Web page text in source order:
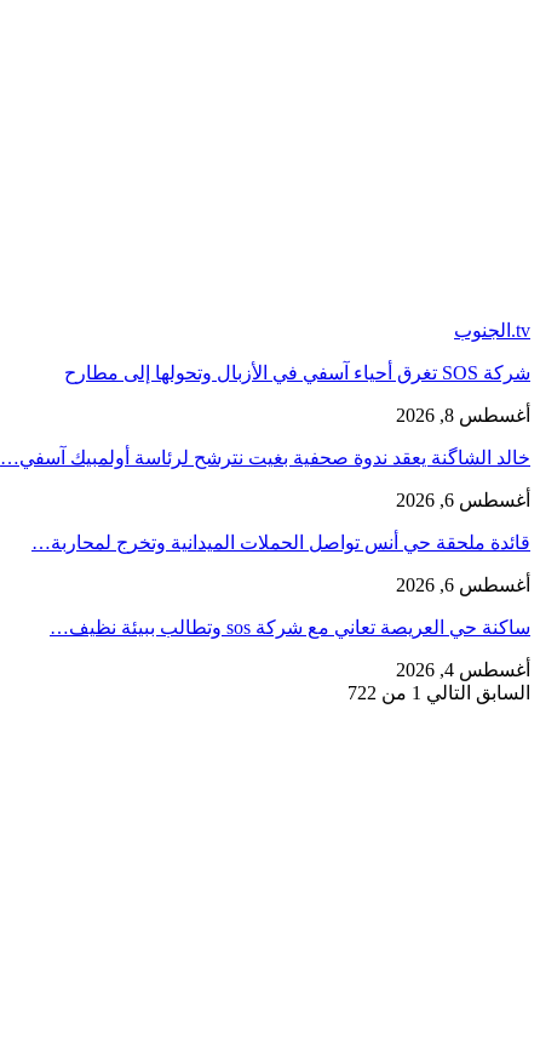
tv.الجنوب
شركة SOS تغرق أحياء آسفي في الأزبال وتحولها إلى مطارح
أغسطس 8, 2026
خالد الشاگنة يعقد ندوة صحفية بغيت نترشح لرئاسة أولمبيك آسفي…
أغسطس 6, 2026
قائدة ملحقة حي أنس تواصل الحملات الميدانية وتخرج لمحاربة…
أغسطس 6, 2026
ساكنة حي العريصة تعاني مع شركة sos وتطالب ببيئة نظيف…
أغسطس 4, 2026
السابق التالي 1 من 722